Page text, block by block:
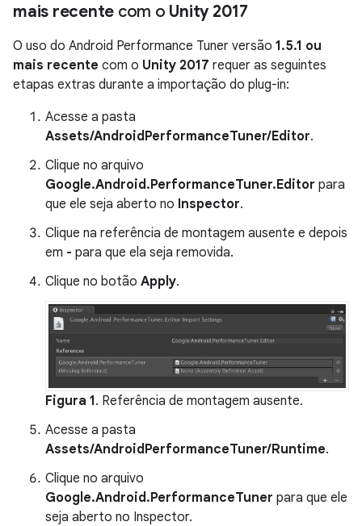
mais recente com o Unity 2017
O uso do Android Performance Tuner versão 1.5.1 ou
mais recente com o Unity 2017 requer as seguintes
etapas extras durante a importação do plug-in:
Acesse a pasta
Assets/AndroidPerformanceTuner/Editor.
Clique no arquivo
Google.Android.PerformanceTuner.Editor para
que ele seja aberto no Inspector.
Clique na referência de montagem ausente e depois
em - para que ela seja removida.
Clique no botão Apply.
Figura 1. Referência de montagem ausente.
Acesse a pasta
Assets/AndroidPerformanceTuner/Runtime.
Clique no arquivo
Google.Android.PerformanceTuner para que ele
seja aberto no Inspector.